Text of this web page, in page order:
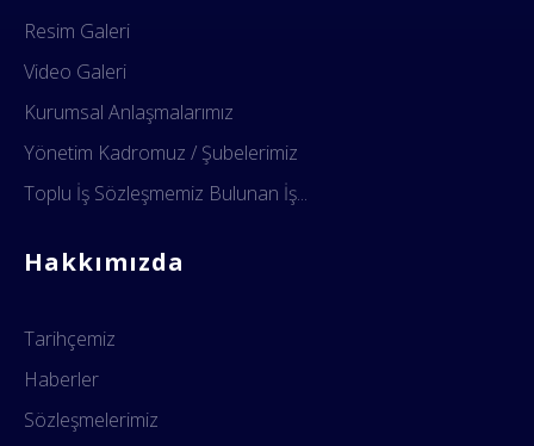
Resim Galeri
Video Galeri
Kurumsal Anlaşmalarımız
Yönetim Kadromuz / Şubelerimiz
Toplu İş Sözleşmemiz Bulunan İş...
Hakkımızda
Tarihçemiz
Haberler
Sözleşmelerimiz